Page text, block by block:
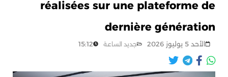
réalisées sur une plateforme de
dernière génération
الأحد 5 يوليوز 2026 جديد الساعة 15:12